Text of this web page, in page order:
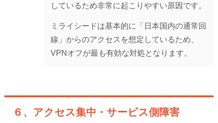
しているため非常に起こりやすい原因です。
ミライシードは基本的に「日本国内の通常回
線」からのアクセスを想定しているため、
VPNオフが最も有効な対処となります。
６、アクセス集中・サービス側障害